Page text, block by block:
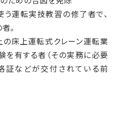
う運転実技教習の修了者で、
。
の床上運転式クレーン運転業
有する者（その実務に必要
証などが交付されている前